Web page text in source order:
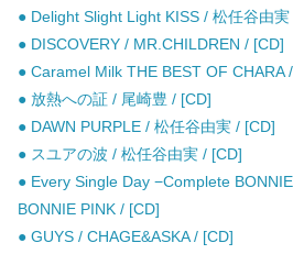
● Delight Slight Light KISS / 松任谷由実
● DISCOVERY / MR.CHILDREN / [CD]
● Caramel Milk THE BEST OF CHARA
● 放熱への証 / 尾崎豊 / [CD]
● DAWN PURPLE / 松任谷由実 / [CD]
● スユアの波 / 松任谷由実 / [CD]
● Every Single Day −Complete
BONNIE PINK / [CD]
● GUYS / CHAGE&ASKA / [CD]